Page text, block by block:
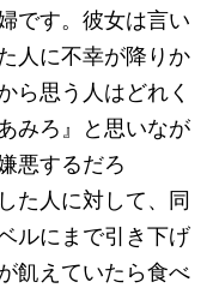
です。彼女は言い
人に不幸が降りか
ら思う人はどれく
みろ』と思いなが
悪するだろ
た人に対して、同
ルにまで引き下げ
飢えていたら食べ